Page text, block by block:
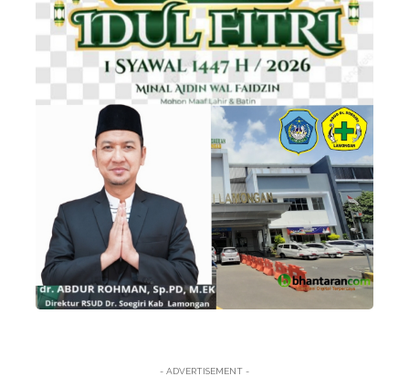
- ADVERTISEMENT -